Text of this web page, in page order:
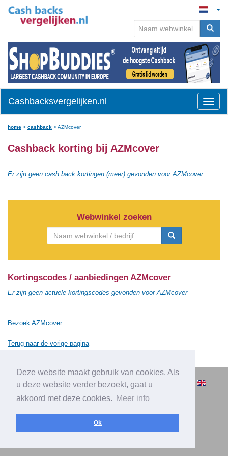
Deze website maakt gebruik van cookies. Als
u deze website verder bezoekt, gaat u
akkoord met deze cookies. Meer info
Ok
Toggle
Cashbacksvergelijken.nl
home > cashback >AZMcover
Cashback korting bij AZMcover
Er zijn geen cash back kortingen (meer) gevonden voor AZMcover.
Webwinkel zoeken
Kortingscodes / aanbiedingen AZMcover
Er zijn geen actuele kortingscodes gevonden voor AZMcover
Bezoek AZMcover
Terug naar de vorige pagina
© 2010-2026 Cashbacksvergelijken.nl -
Over Cashbacksvergelijken.nl | Privacy |
Adverteren | Contact